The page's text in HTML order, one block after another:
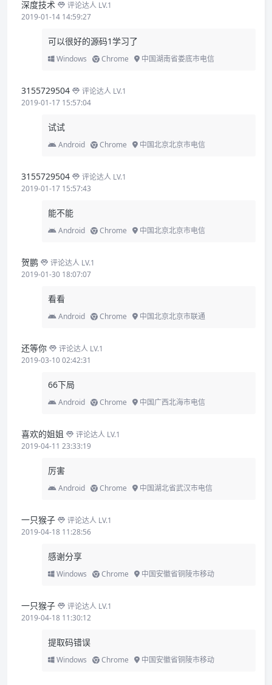
深度技术
评论达人 LV.1
2019-01-14 14:59:27
可以很好的源码1学习了
Windows Chrome 中国湖南省娄底市电信
3155729504
评论达人 LV.1
2019-01-17 15:57:04
试试
Android Chrome 中国北京北京市电信
3155729504
评论达人 LV.1
2019-01-17 15:57:43
能不能
Android Chrome 中国北京北京市电信
贺鹏
评论达人 LV.1
2019-01-30 18:07:07
看看
Android Chrome 中国北京北京市联通
还等你
评论达人 LV.1
2019-03-10 02:42:31
66下局
Android Chrome 中国广西北海市电信
喜欢的姐姐
评论达人 LV.1
2019-04-11 23:33:19
厉害
Android Chrome 中国湖北省武汉市电信
一只猴子
评论达人 LV.1
2019-04-18 11:28:56
感谢分享
Windows Chrome 中国安徽省铜陵市移动
一只猴子
评论达人 LV.1
2019-04-18 11:30:12
提取码错误
Windows Chrome 中国安徽省铜陵市移动